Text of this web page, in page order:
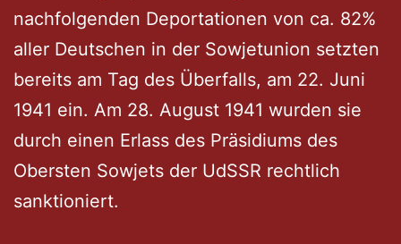
nachfolgenden Deportationen von ca. 82%
aller Deutschen in der Sowjetunion setzten
bereits am Tag des Überfalls, am 22. Juni
1941 ein. Am 28. August 1941 wurden sie
durch einen Erlass des Präsidiums des
Obersten Sowjets der UdSSR rechtlich
sanktioniert.